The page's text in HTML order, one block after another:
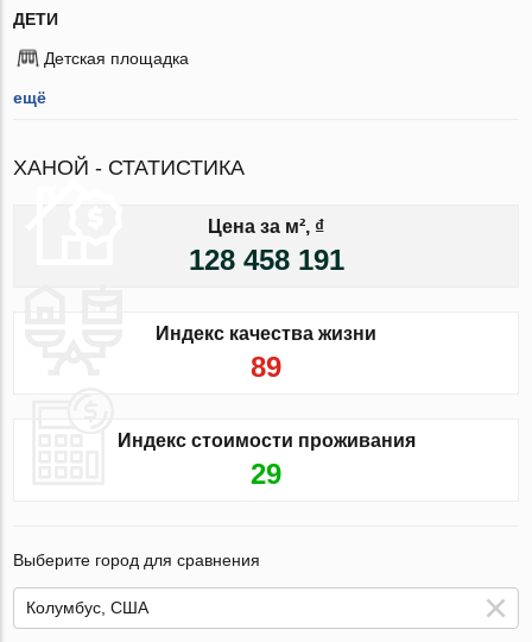
ДЕТИ
Детская площадка
ещё
ХАНОЙ - СТАТИСТИКА
Цена за м², ₫
128 458 191
Индекс качества жизни
89
Индекс стоимости проживания
29
Выберите город для сравнения